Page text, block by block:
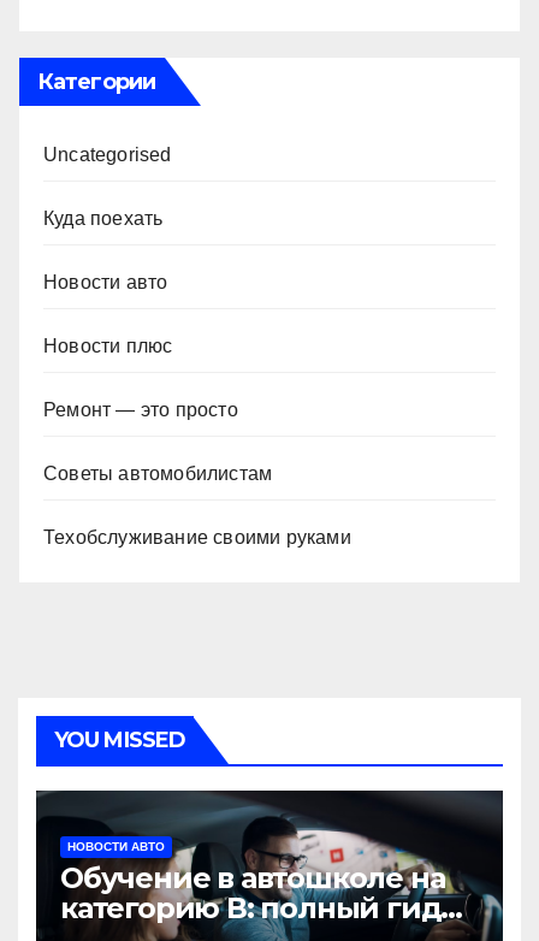
Категории
Uncategorised
Куда поехать
Новости авто
Новости плюс
Ремонт — это просто
Советы автомобилистам
Техобслуживание своими руками
YOU MISSED
НОВОСТИ АВТО
Обучение в автошколе на
категорию В: полный гид